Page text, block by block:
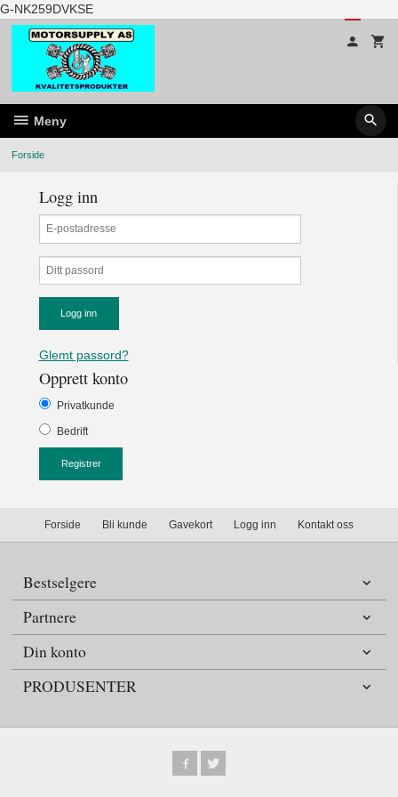
G-NK259DVKSEGå
til
innholdet
Meny
Forside
Logg inn
Glemt passord?
Opprett konto
Privatkunde
Bedrift
Forside Bli kunde Gavekort Logg inn Kontakt oss
Bestselgere
Partnere
Din konto
PRODUSENTER